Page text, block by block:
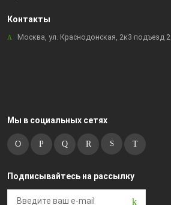
Контакты
Москва, ул. Краснодонская, 2к3 подъезд 2
Мы в социальных сетях
Подписывайтесь на рассылку